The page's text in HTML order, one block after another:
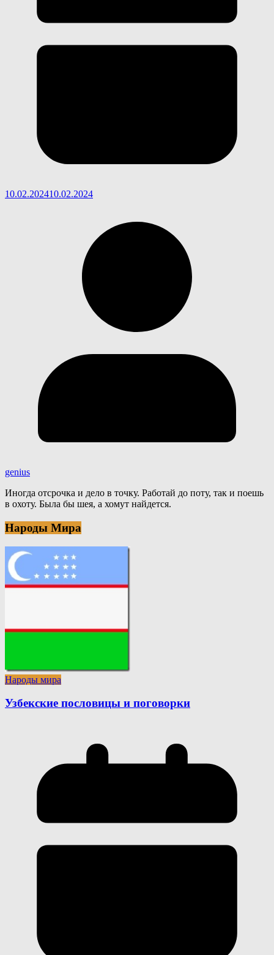
10.02.202410.02.2024
genius
Иногда отсрочка и дело в точку. Работай до поту, так и поешь
в охоту. Была бы шея, а хомут найдется.
Народы Мира
Народы мира
Узбекские пословицы и поговорки